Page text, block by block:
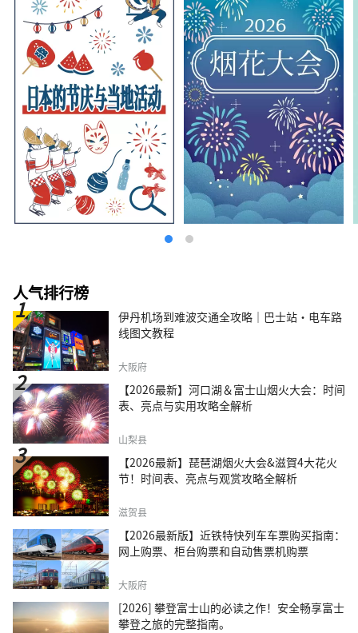
人气排行榜
伊丹机场到难波交通全攻略｜巴士站・电车路
线图文教程
大阪府
【2026最新】河口湖＆富士山烟火大会：时间
表、亮点与实用攻略全解析
山梨县
【2026最新】琵琶湖烟火大会&滋賀4大花火
节！时间表、亮点与观赏攻略全解析
滋贺县
【2026最新版】近铁特快列车车票购买指南：
网上购票、柜台购票和自动售票机购票
大阪府
[2026] 攀登富士山的必读之作！安全畅享富士
攀登之旅的完整指南。